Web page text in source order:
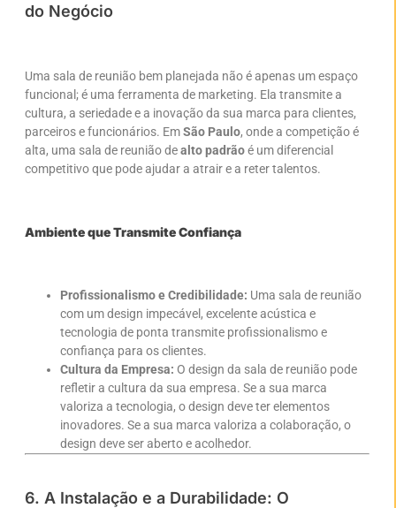
do Negócio
Uma sala de reunião bem planejada não é apenas um espaço
funcional; é uma ferramenta de marketing. Ela transmite a
cultura, a seriedade e a inovação da sua marca para clientes,
parceiros e funcionários. EmSão Paulo, onde a competição é
alta, uma sala de reunião dealto padrãoé um diferencial
competitivo que pode ajudar a atrair e a reter talentos.
Ambiente que Transmite Confiança
Profissionalismo e Credibilidade: Uma sala de reunião
com um design impecável, excelente acústica e
tecnologia de ponta transmite profissionalismo e
confiança para os clientes.
Cultura da Empresa: O design da sala de reunião pode
refletir a cultura da sua empresa. Se a sua marca
valoriza a tecnologia, o design deve ter elementos
inovadores. Se a sua marca valoriza a colaboração, o
design deve ser aberto e acolhedor.
6. A Instalação e a Durabilidade: O